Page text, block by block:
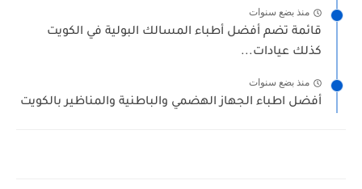
منذ بضع سنوات
قائمة تضم أفضل أطباء المسالك البولية في الكويت
كذلك عيادات...
منذ بضع سنوات
أفضل اطباء الجهاز الهضمي والباطنية والمناظير بالكويت